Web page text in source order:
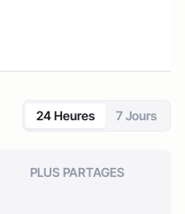
24 Heures 7 Jours
PLUS PARTAGES